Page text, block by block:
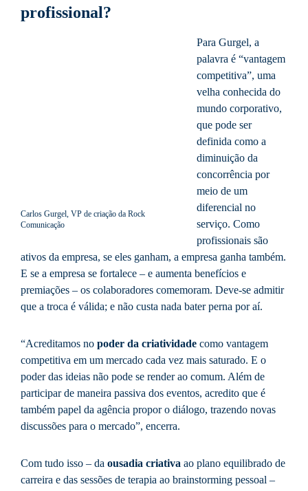
profissional?
Carlos Gurgel, VP de criação da Rock
Comunicação
Para Gurgel, a
palavra é “vantagem
competitiva”, uma
velha conhecida do
mundo corporativo,
que pode ser
definida como a
diminuição da
concorrência por
meio de um
diferencial no
serviço. Como
profissionais são
ativos da empresa, se eles ganham, a empresa ganha também.
E se a empresa se fortalece – e aumenta benefícios e
premiações – os colaboradores comemoram. Deve-se admitir
que a troca é válida; e não custa nada bater perna por aí.
“Acreditamos no poder da criatividade como vantagem
competitiva em um mercado cada vez mais saturado. E o
poder das ideias não pode se render ao comum. Além de
participar de maneira passiva dos eventos, acredito que é
também papel da agência propor o diálogo, trazendo novas
discussões para o mercado”, encerra.
Com tudo isso – da ousadia criativa ao plano equilibrado de
carreira e das sessões de terapia ao brainstorming pessoal –